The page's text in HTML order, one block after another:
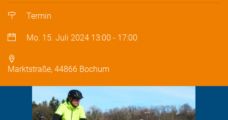
Termin
Mo. 15. Juli 2024 13:00 - 17:00
Marktstraße, 44866 Bochum